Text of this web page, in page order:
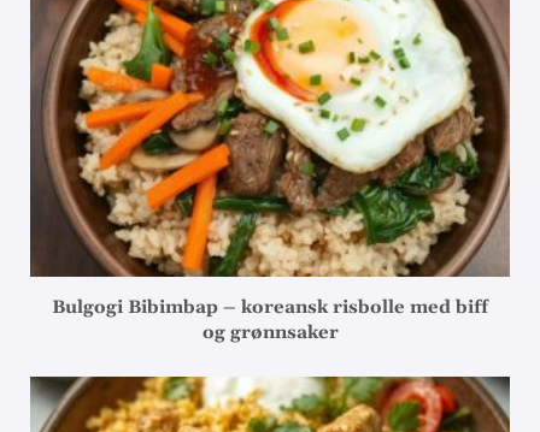
Bulgogi Bibimbap – koreansk risbolle med biff
og grønnsaker